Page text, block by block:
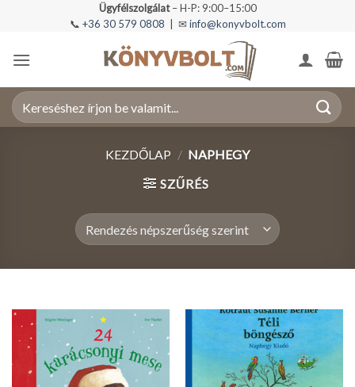
Ügyfélszolgálat– H-P: 9:00–15:00
📞 +36 30 579 0808 | ✉ info@konyvbolt.com
Keresés
a
KEZDŐLAP / NAPHEGY
SZŰRÉS